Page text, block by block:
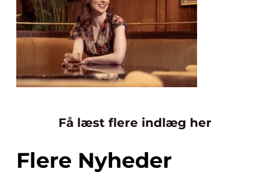
Få læst flere indlæg her
Flere Nyheder